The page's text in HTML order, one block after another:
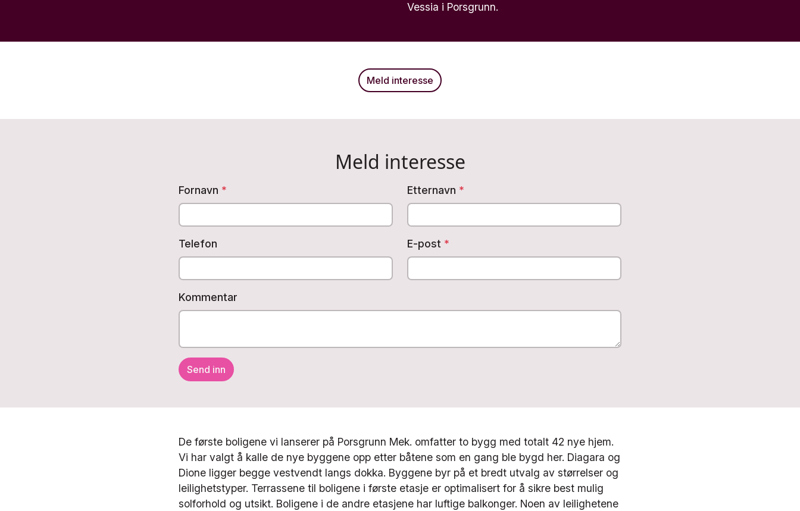
Vessia i Porsgrunn.
Meld interesse
Meld interesse
Fornavn * Etternavn *
Telefon E-post *
Kommentar
De første boligene vi lanserer på Porsgrunn Mek. omfatter to bygg med totalt 42 nye hjem.
Vi har valgt å kalle de nye byggene opp etter båtene som en gang ble bygd her. Diagara og
Dione ligger begge vestvendt langs dokka. Byggene byr på et bredt utvalg av størrelser og
leilighetstyper. Terrassene til boligene i første etasje er optimalisert for å sikre best mulig
solforhold og utsikt. Boligene i de andre etasjene har luftige balkonger. Noen av leilighetene